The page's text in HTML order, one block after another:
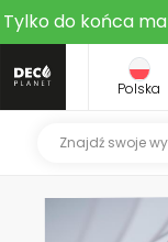
Tylko do końca
Polska